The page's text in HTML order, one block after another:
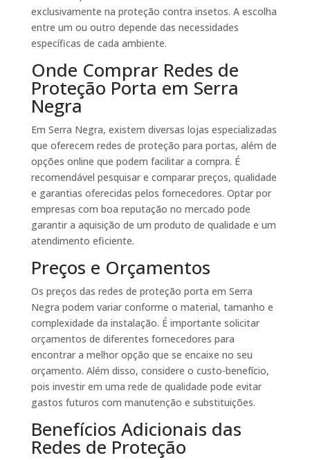
exclusivamente na proteção contra insetos. A escolha
entre um ou outro depende das necessidades
específicas de cada ambiente.
Onde Comprar Redes de
Proteção Porta em Serra
Negra
Em Serra Negra, existem diversas lojas especializadas
que oferecem redes de proteção para portas, além de
opções online que podem facilitar a compra. É
recomendável pesquisar e comparar preços, qualidade
e garantias oferecidas pelos fornecedores. Optar por
empresas com boa reputação no mercado pode
garantir a aquisição de um produto de qualidade e um
atendimento eficiente.
Preços e Orçamentos
Os preços das redes de proteção porta em Serra
Negra podem variar conforme o material, tamanho e
complexidade da instalação. É importante solicitar
orçamentos de diferentes fornecedores para
encontrar a melhor opção que se encaixe no seu
orçamento. Além disso, considere o custo-benefício,
pois investir em uma rede de qualidade pode evitar
gastos futuros com manutenção e substituições.
Benefícios Adicionais das
Redes de Proteção